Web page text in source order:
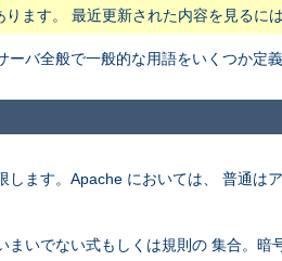
ます。 最近更新された内容を見るに
バ全般で一般的な用語をいくつか定
します。Apache においては、 普通は
いでない式もしくは規則の 集合。暗